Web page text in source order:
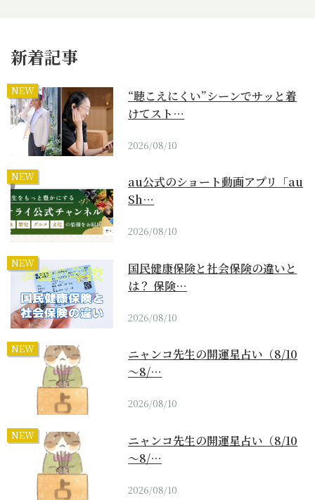
新着記事
NEW
“聴こえにくい”シーンでサッと着
けてスト…
2026/08/10
NEW
au公式のショート動画アプリ「au
Sh…
2026/08/10
NEW
国民健康保険と社会保険の違いと
は？ 保険…
2026/08/10
NEW
ニャンコ先生の開運星占い（8/10
～8/…
2026/08/10
NEW
ニャンコ先生の開運星占い（8/10
～8/…
2026/08/10